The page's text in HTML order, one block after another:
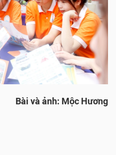
Bài và ảnh: Mộc Hương